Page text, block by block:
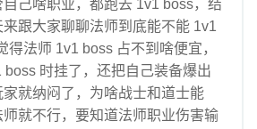
己啥职业，都跑去 1v1 boss，结
跟大家聊聊法师到底能不能 1v1
得法师 1v1 boss 占不到啥便宜，
boss 时挂了，还把自己装备爆出
就纳闷了，为啥战士和道士能
就不行，要知道法师职业伤害输